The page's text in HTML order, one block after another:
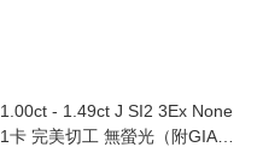
1.00ct - 1.49ct J SI2 3Ex None
1卡 完美切工 無螢光（附GIA證